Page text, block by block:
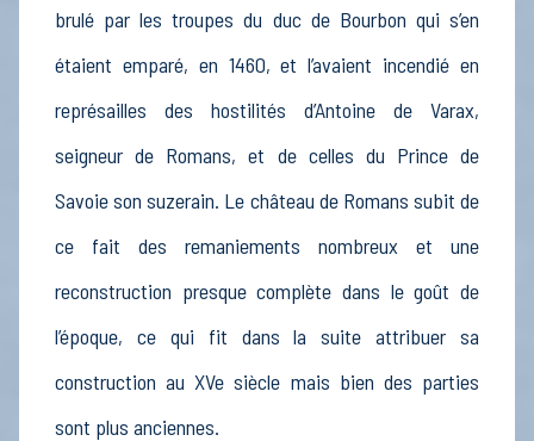
brulé par les troupes du duc de Bourbon qui s’en
étaient emparé, en 1460, et l’avaient incendié en
représailles des hostilités d’Antoine de Varax,
seigneur de Romans, et de celles du Prince de
Savoie son suzerain. Le château de Romans subit de
ce fait des remaniements nombreux et une
reconstruction presque complète dans le goût de
l’époque, ce qui fit dans la suite attribuer sa
construction au XVe siècle mais bien des parties
sont plus anciennes.